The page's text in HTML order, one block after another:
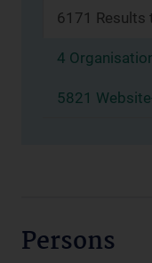
6171 Results
4
5821
Persons